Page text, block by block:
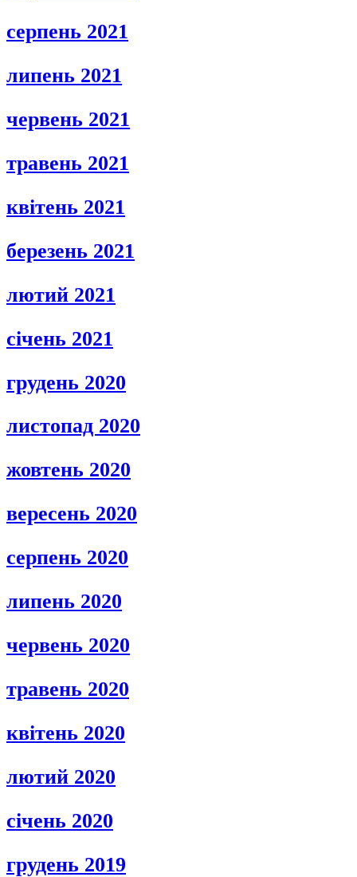
серпень 2021
липень 2021
червень 2021
травень 2021
квітень 2021
березень 2021
лютий 2021
січень 2021
грудень 2020
листопад 2020
жовтень 2020
вересень 2020
серпень 2020
липень 2020
червень 2020
травень 2020
квітень 2020
лютий 2020
січень 2020
грудень 2019